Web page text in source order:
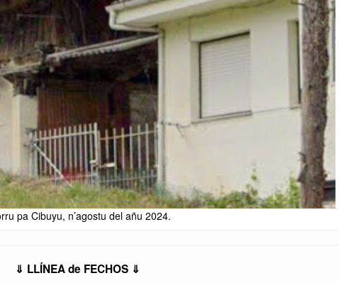
pa Cibuyu, n’agostu del añu 2024.
⇓ LLÍNEA de FECHOS ⇓